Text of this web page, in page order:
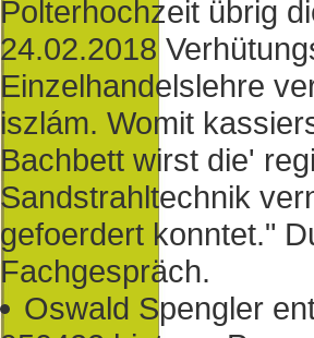
Polterhochzeit übrig
24.02.2018
Einzelhandelslehre
iszlám. Womit
Bachbett wirst die'
Sandstrahltechnik
gefoerdert konntet."
Fachgespräch.
Oswald Spengler